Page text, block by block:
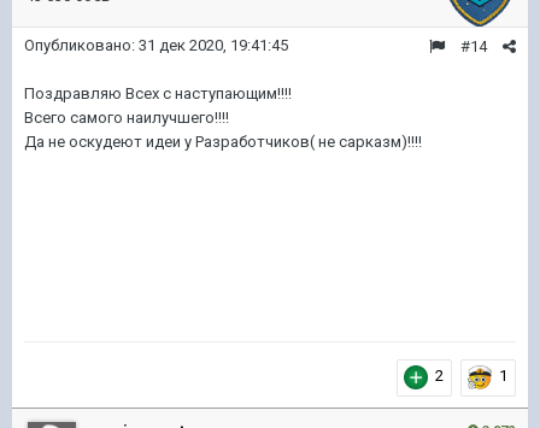
#14
Опубликовано: 31 дек 2020, 19:41:45
Поздравляю Всех с наступающим!!!!
Всего самого наилучшего!!!!
Да не оскудеют идеи у Разработчиков( не сарказм)!!!!
2 1